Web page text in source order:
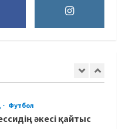
Дзюдо
Футбол
әкесі қайтыс